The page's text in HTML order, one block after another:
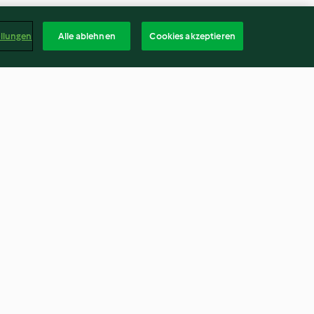
Alle ablehnen Cookies akzeptieren